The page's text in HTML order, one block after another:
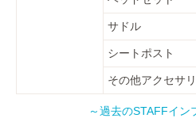
サドル
シートポスト
その他アクセサ
～過去のSTAFFイン